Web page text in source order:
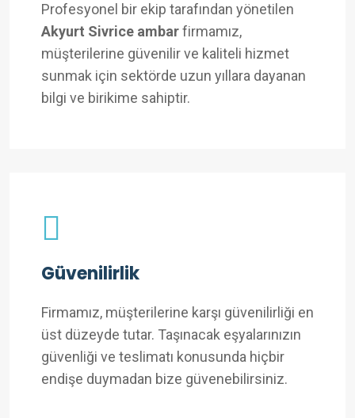
Profesyonel bir ekip tarafından yönetilen
Akyurt Sivrice ambarfirmamız,
müşterilerine güvenilir ve kaliteli hizmet
sunmak için sektörde uzun yıllara dayanan
bilgi ve birikime sahiptir.
Güvenilirlik
Firmamız, müşterilerine karşı güvenilirliği en
üst düzeyde tutar. Taşınacak eşyalarınızın
güvenliği ve teslimatı konusunda hiçbir
endişe duymadan bize güvenebilirsiniz.